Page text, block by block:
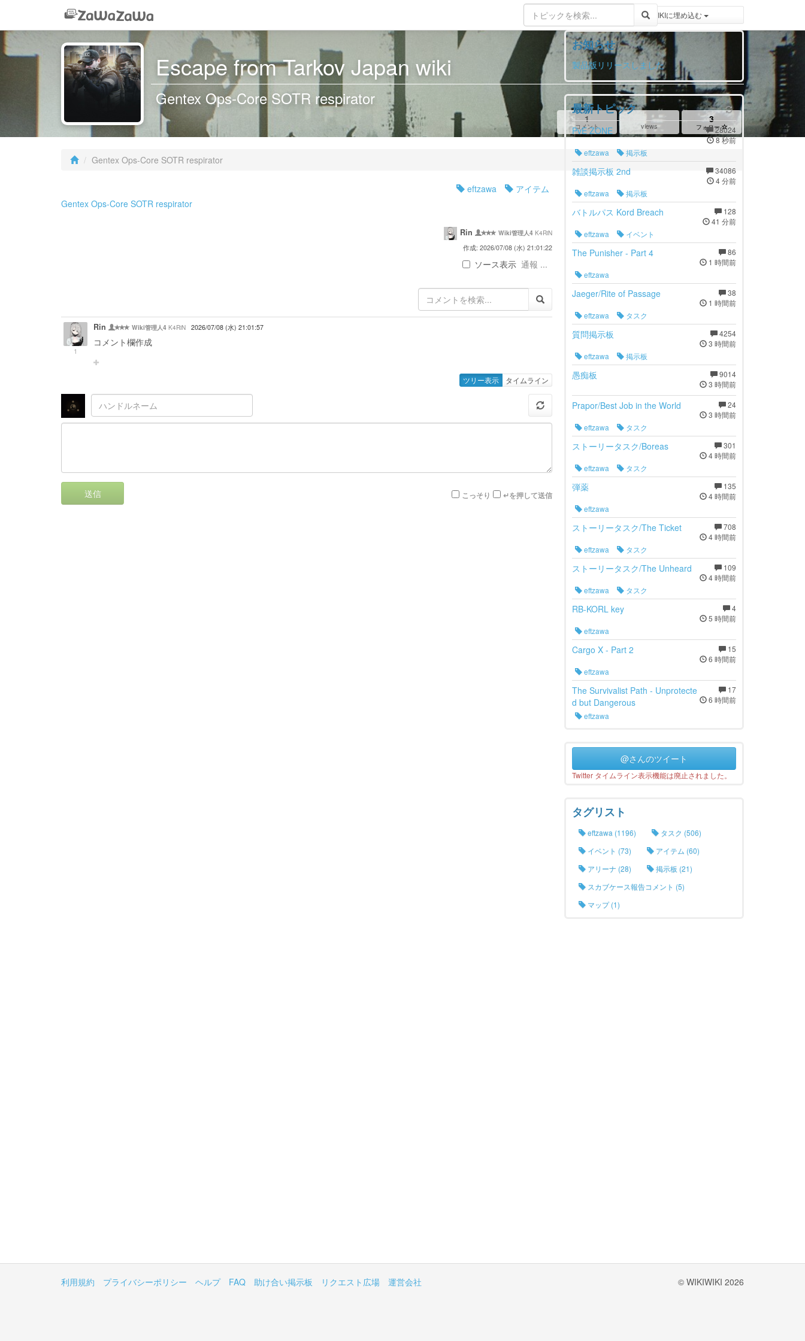
登録 / ログイン
Escape from Tarkov Japan wiki
Gentex Ops-Core SOTR respirator
1
コメント views
3
フォロー
Gentex Ops-Core SOTR respirator
eftzawa
アイテム
Gentex Ops-Core SOTR respirator
Rin Wiki管理人4 K4RiN
作成: 2026/07/08 (水) 21:01:22
ソース表示 通報 ...
1
Rin Wiki管理人4 K4RiN 2026/07/08 (水) 21:01:57
コメント欄作成
ツリー表示 タイムライン
送信 こっそり ↵を押して送信
トピックをWIKIWIKIに埋め込む
お知らせ
製品版リリースしました
最新トピック
28024
8 秒前
PvE ZONE
eftzawa
掲示板
34086
4 分前
雑談掲示板 2nd
eftzawa
掲示板
128
41 分前
バトルパス Kord Breach
eftzawa
イベント
86
1 時間前
The Punisher - Part 4
eftzawa
38
1 時間前
Jaeger/Rite of Passage
eftzawa
タスク
4254
3 時間前
質問掲示板
eftzawa
掲示板
9014
3 時間前
愚痴板
24
3 時間前
Prapor/Best Job in the World
eftzawa
タスク
301
4 時間前
ストーリータスク/Boreas
eftzawa
タスク
135
4 時間前
弾薬
eftzawa
708
4 時間前
ストーリータスク/The Ticket
eftzawa
タスク
109
4 時間前
ストーリータスク/The Unheard
eftzawa
タスク
4
5 時間前
RB-KORL key
eftzawa
15
6 時間前
Cargo X - Part 2
eftzawa
17
6 時間前
The Survivalist Path - Unprotecte
d but Dangerous
eftzawa
@さんのツイート
Twitter タイムライン表示機能は廃止されました。
タグリスト
eftzawa (1196)
タスク (506)
イベント (73)
アイテム (60)
アリーナ (28)
掲示板 (21)
スカブケース報告コメント (5)
マップ (1)
利用規約 プライバシーポリシー ヘルプ FAQ 助け合い掲示板 リクエスト広場 運営会社 © WIKIWIKI 2026